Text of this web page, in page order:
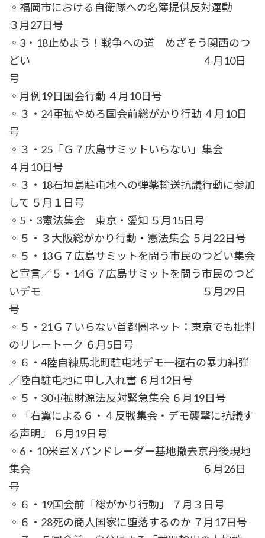
◦福岡市における自衛隊への名簿提供反対運動
３月27日号
◦3・18止めよう！戦争への道 めざそう関西のつ
どい ４月10日
号
◦月例19日国会行動 ４月10日号
◦３・24軍拡やめろ国会前総がかり行動 ４月10日
号
◦３・25「Ｇ７広島サミットいらない」集会
４月10日号
◦３・18石垣島駐屯地への弾薬輸送抗議行動に参加
して ５月１日号
◦5・3憲法集会 東京・愛知 ５月15日号
◦５・３大阪総がかり行動・憲法集会 ５月22日号
◦５・13Ｇ７広島サミットを問う市民のつどい集会
と宣言／５・14Ｇ７広島サミットを問う市民のつど
いデモ ５月29日
号
◦５・21Ｇ７いらない首都圏ネット：東京でも批判
のリレートーク ６月5日号
◦６・4陸自練馬北町駐屯地デモ─極右の暴力糾弾
／陸自駐屯地に申し入れ書 ６月12日号
◦５・30軍拡財源法反対緊急集会 ６月19日号
◦「右翼による６・４反戦集会・デモ襲撃に抗議す
る声明」 ６月19日号
◦6・10米軍Ｘバンドレーダー基地撤去京丹後現地
集会 ６月26日
号
◦６・19国会前「総がかり行動」 ７月３日号
◦６・28死の商人国家に堕落するのか ７月17日号